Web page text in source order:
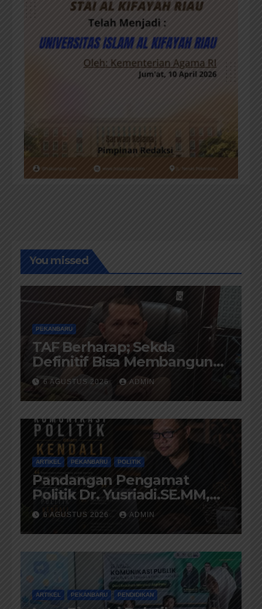
You missed
PEKANBARU
TAF Berharap; Sekda
Definitif Bisa Membangun
Komunikasi Antara
Eksekutif dan Legislatif
6 AGUSTUS 2026 ADMIN
ARTIKEL PEKANBARU POLITIK
Pandangan Pengamat
Politik Dr. Yusriadi.SE.MM,
Tentang Buku Dr. (Cand)
Liza Fitriani S. Kom M. Ikom
6 AGUSTUS 2026 ADMIN
ARTIKEL PEKANBARU PENDIDIKAN